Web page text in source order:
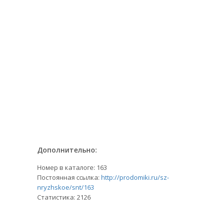
Дополнительно:
Номер в каталоге: 163
Постоянная ссылка: http://prodomiki.ru/sz-
nryzhskoe/snt/163
Статистика: 2126